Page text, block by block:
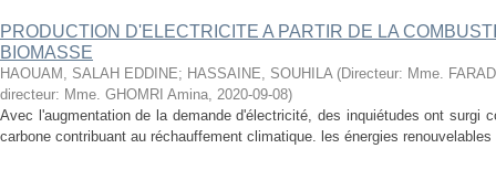
PRODUCTION D'ELECTRICITE A PARTIR DE LA
BIOMASSE
HAOUAM, SALAH EDDINE; HASSAINE, SOUHILA (Directeur: Mme.
directeur: Mme. GHOMRI Amina, 2020-09-08)
Avec l'augmentation de la demande d'électricité, des inquiétudes ont surgi
carbone contribuant au réchauffement climatique. les énergies